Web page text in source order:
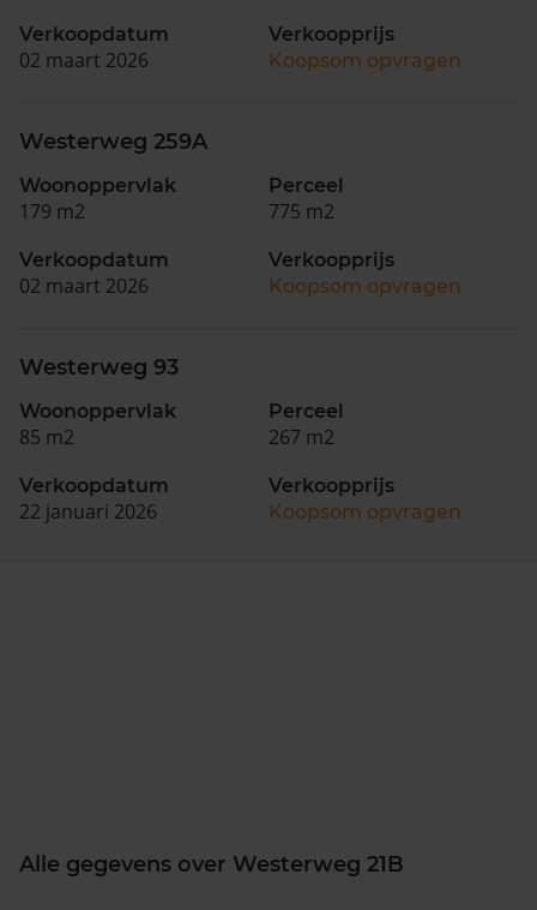
Verkoopdatum
02 maart 2026
Verkoopprijs
Koopsom opvragen
Westerweg 259A
Woonoppervlak
179 m2
Perceel
775 m2
Verkoopdatum
02 maart 2026
Verkoopprijs
Koopsom opvragen
Westerweg 93
Woonoppervlak
85 m2
Perceel
267 m2
Verkoopdatum
22 januari 2026
Verkoopprijs
Koopsom opvragen
Alle gegevens over Westerweg 21B